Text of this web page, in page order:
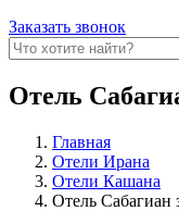
Заказать звонок
Отель
Главная
Отели Ирана
Отели Кашана
Отель Сабагиан